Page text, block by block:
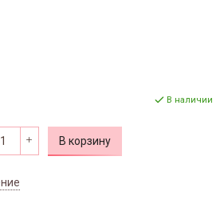
В наличии
В корзину